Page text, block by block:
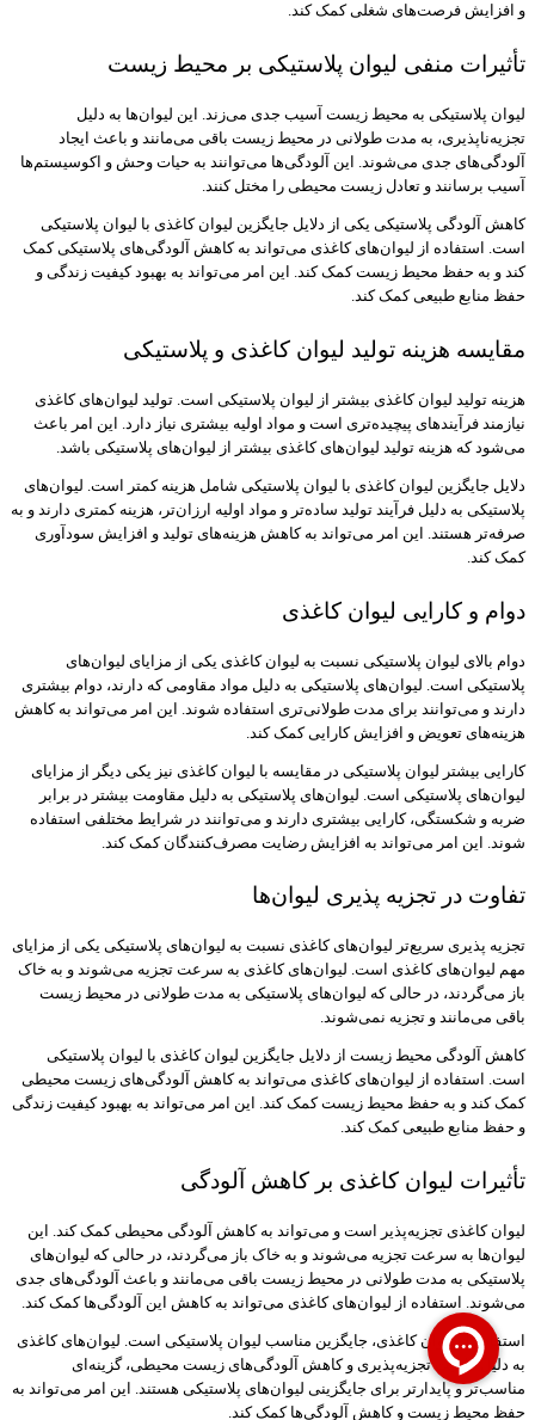
و افزایش فرصت‌های شغلی کمک کند.
تأثیرات منفی لیوان پلاستیکی بر محیط زیست
لیوان پلاستیکی به محیط زیست آسیب جدی می‌زند. این لیوان‌ها به دلیل
تجزیه‌ناپذیری، به مدت طولانی در محیط زیست باقی می‌مانند و باعث ایجاد
آلودگی‌های جدی می‌شوند. این آلودگی‌ها می‌توانند به حیات وحش و اکوسیستم‌ها
آسیب برسانند و تعادل زیست محیطی را مختل کنند.
کاهش آلودگی پلاستیکی یکی از دلایل جایگزین لیوان کاغذی با لیوان پلاستیکی
است. استفاده از لیوان‌های کاغذی می‌تواند به کاهش آلودگی‌های پلاستیکی کمک
کند و به حفظ محیط زیست کمک کند. این امر می‌تواند به بهبود کیفیت زندگی و
حفظ منابع طبیعی کمک کند.
مقایسه هزینه تولید لیوان کاغذی و پلاستیکی
هزینه تولید لیوان کاغذی بیشتر از لیوان پلاستیکی است. تولید لیوان‌های کاغذی
نیازمند فرآیندهای پیچیده‌تری است و مواد اولیه بیشتری نیاز دارد. این امر باعث
می‌شود که هزینه تولید لیوان‌های کاغذی بیشتر از لیوان‌های پلاستیکی باشد.
دلایل جایگزین لیوان کاغذی با لیوان پلاستیکی شامل هزینه کمتر است. لیوان‌های
پلاستیکی به دلیل فرآیند تولید ساده‌تر و مواد اولیه ارزان‌تر، هزینه کمتری دارند و به
صرفه‌تر هستند. این امر می‌تواند به کاهش هزینه‌های تولید و افزایش سودآوری
کمک کند.
دوام و کارایی لیوان کاغذی
دوام بالای لیوان پلاستیکی نسبت به لیوان کاغذی یکی از مزایای لیوان‌های
پلاستیکی است. لیوان‌های پلاستیکی به دلیل مواد مقاومی که دارند، دوام بیشتری
دارند و می‌توانند برای مدت طولانی‌تری استفاده شوند. این امر می‌تواند به کاهش
هزینه‌های تعویض و افزایش کارایی کمک کند.
کارایی بیشتر لیوان پلاستیکی در مقایسه با لیوان کاغذی نیز یکی دیگر از مزایای
لیوان‌های پلاستیکی است. لیوان‌های پلاستیکی به دلیل مقاومت بیشتر در برابر
ضربه و شکستگی، کارایی بیشتری دارند و می‌توانند در شرایط مختلفی استفاده
شوند. این امر می‌تواند به افزایش رضایت مصرف‌کنندگان کمک کند.
تفاوت در تجزیه پذیری لیوان‌ها
تجزیه پذیری سریع‌تر لیوان‌های کاغذی نسبت به لیوان‌های پلاستیکی یکی از مزایای
مهم لیوان‌های کاغذی است. لیوان‌های کاغذی به سرعت تجزیه می‌شوند و به خاک
باز می‌گردند، در حالی که لیوان‌های پلاستیکی به مدت طولانی در محیط زیست
باقی می‌مانند و تجزیه نمی‌شوند.
کاهش آلودگی محیط زیست از دلایل جایگزین لیوان کاغذی با لیوان پلاستیکی
است. استفاده از لیوان‌های کاغذی می‌تواند به کاهش آلودگی‌های زیست محیطی
کمک کند و به حفظ محیط زیست کمک کند. این امر می‌تواند به بهبود کیفیت زندگی
و حفظ منابع طبیعی کمک کند.
تأثیرات لیوان کاغذی بر کاهش آلودگی
لیوان کاغذی تجزیه‌پذیر است و می‌تواند به کاهش آلودگی محیطی کمک کند. این
لیوان‌ها به سرعت تجزیه می‌شوند و به خاک باز می‌گردند، در حالی که لیوان‌های
پلاستیکی به مدت طولانی در محیط زیست باقی می‌مانند و باعث آلودگی‌های جدی
می‌شوند. استفاده از لیوان‌های کاغذی می‌تواند به کاهش این آلودگی‌ها کمک کند.
استفاده از لیوان کاغذی، جایگزین مناسب لیوان پلاستیکی است. لیوان‌های کاغذی
به دلیل قابلیت تجزیه‌پذیری و کاهش آلودگی‌های زیست محیطی، گزینه‌ای
مناسب‌تر و پایدارتر برای جایگزینی لیوان‌های پلاستیکی هستند. این امر می‌تواند به
حفظ محیط زیست و کاهش آلودگی‌ها کمک کند.